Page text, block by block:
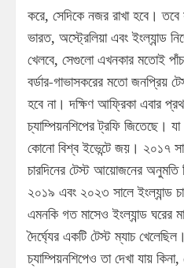
করে, সেদিকে নজর রাখা হবে।
ভারত, অস্ট্রেলিয়া এবং ইংল্যান্ড
খেলবে, সেগুলো এখনকার মতোই
বর্ডার-গাভাসকরের মতো জনপ্রিয়
হবে না। দক্ষিণ আফ্রিকা এবার
চ্যাম্পিয়নশিপের ট্রফি জিতেছে।
কোনো বিশ্ব ইভেন্টে জয়। ২০১৭
চারদিনের টেস্ট আয়োজনের
২০১৯ এবং ২০২৩ সালে ইংল্যান্ড
এমনকি গত মাসেও ইংল্যান্ড ঘরের
দৈর্ঘ্যের একটি টেস্ট ম্যাচ
চ্যাম্পিয়নশিপেও তা দেখা যায়